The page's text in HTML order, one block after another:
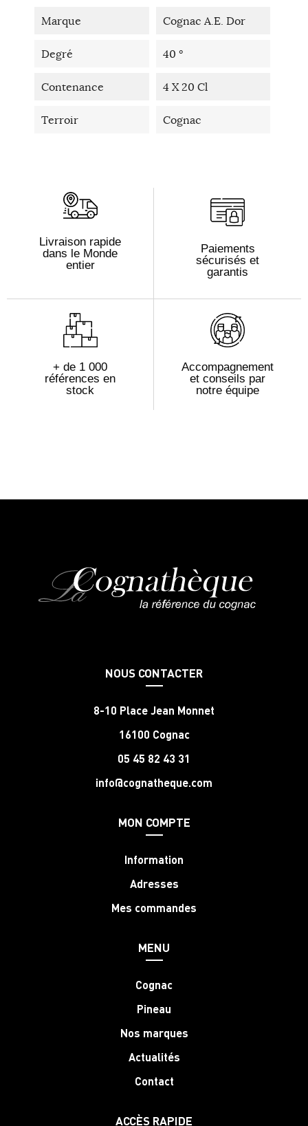
Marque Cognac A.E. Dor
Degré 40 °
Contenance 4 X 20 Cl
Terroir Cognac
Livraison rapide
dans le Monde
entier
Paiements
sécurisés et
garantis
+ de 1 000
références en
stock
Accompagnement
et conseils par
notre équipe
NOUS CONTACTER
8-10 Place Jean Monnet
16100 Cognac
05 45 82 43 31
info@cognatheque.com
MON COMPTE
Information
Adresses
Mes commandes
MENU
Cognac
Pineau
Nos marques
Actualités
Contact
ACCÈS RAPIDE